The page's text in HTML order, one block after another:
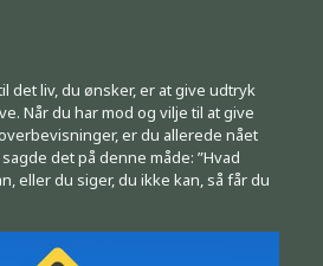
det liv, du ønsker, er at give udtryk
Når du har mod og vilje til at give
er du allerede nået
det på denne måde: ”Hvad
eller du siger, du ikke kan, så får du